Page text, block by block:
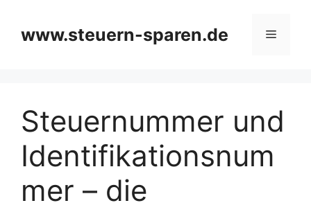
springen
www.steuern-sparen.de Menü
Steuernummer und
Identifikationsnum
mer – die